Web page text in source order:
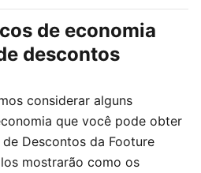
de economia
descontos
considerar alguns
que você pode obter
Descontos da Footure
mostrarão como os